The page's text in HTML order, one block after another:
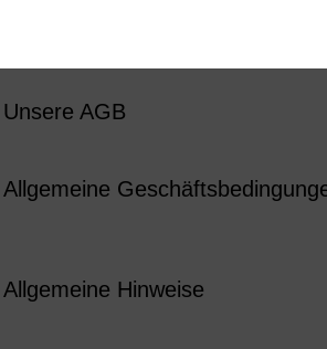
Unsere AGB
Allgemeine
Allgemeine Hinweise